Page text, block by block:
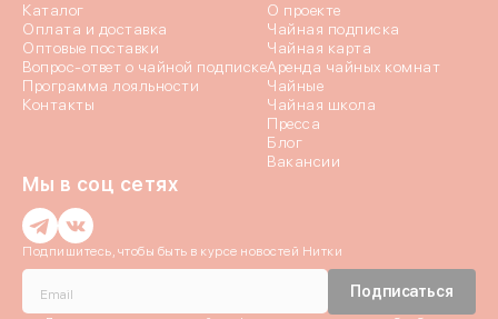
Каталог
Оплата и доставка
Оптовые поставки
Вопрос-ответ о чайной подписке
Программа лояльности
Контакты
О проекте
Чайная подписка
Чайная карта
Аренда чайных комнат
Чайные
Чайная школа
Пресса
Блог
Вакансии
Мы в соц сетях
Подпишитесь, чтобы быть в курсе новостей Нитки
Подписаться